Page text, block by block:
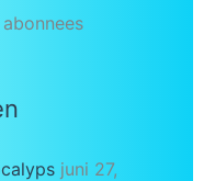
juni 27,